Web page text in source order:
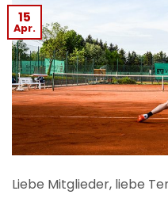
15
Apr.
Liebe Mitglieder, liebe